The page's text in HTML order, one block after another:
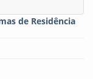
de Residência